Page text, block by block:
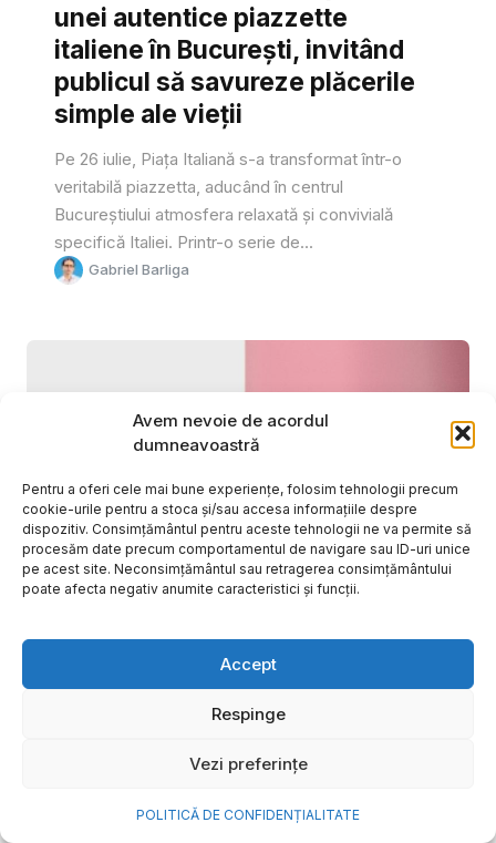
Avem nevoie de acordul
dumneavoastră
Pentru a oferi cele mai bune experiențe, folosim tehnologii precum
cookie-urile pentru a stoca și/sau accesa informațiile despre
dispozitiv. Consimțământul pentru aceste tehnologii ne va permite să
procesăm date precum comportamentul de navigare sau ID-uri unice
pe acest site. Neconsimțământul sau retragerea consimțământului
poate afecta negativ anumite caracteristici și funcții.
Accept
Respinge
Vezi preferințe
POLITICĂ DE CONFIDENȚIALITATE
unei autentice piazzette
italiene în București, invitând
publicul să savureze plăcerile
simple ale vieții
Pe 26 iulie, Piața Italiană s-a transformat într-o
veritabilă piazzetta, aducând în centrul
Bucureștiului atmosfera relaxată și convivială
specifică Italiei. Printr-o serie de...
Gabriel Barliga
Cum transformi cele mai
frumoase amintiri ale verii într-
o bijuterie Pandora pe care o
se întâmplă cele mai importante lucruri. Plecăm în